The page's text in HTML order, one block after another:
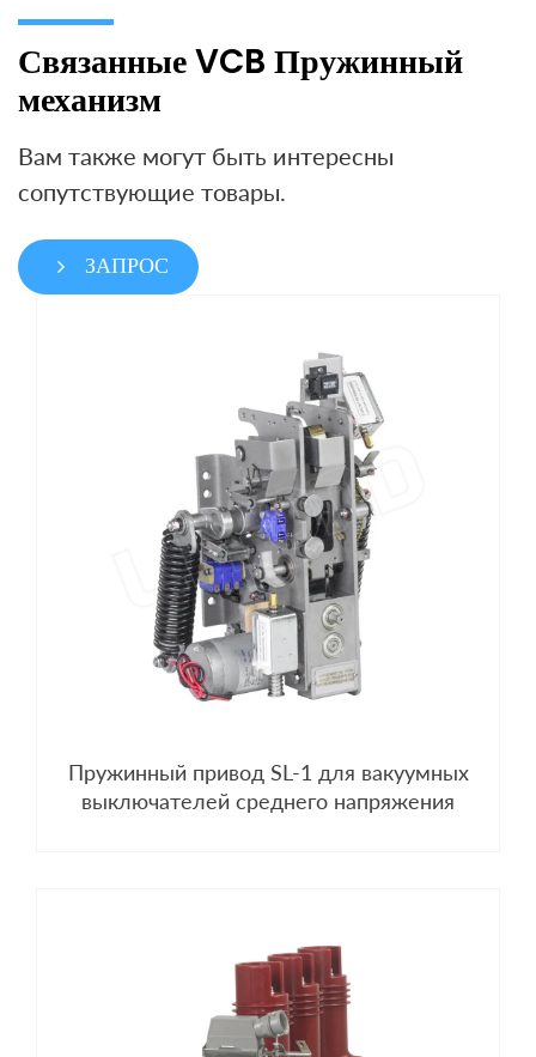
Связанные VCB Пружинный
механизм
Вам также могут быть интересны
сопутствующие товары.
ЗАПРОС
Пружинный привод SL-1 для вакуумных
выключателей среднего напряжения